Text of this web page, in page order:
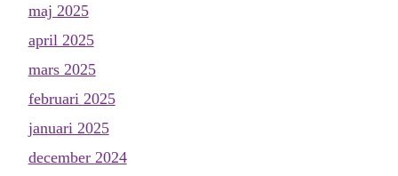
maj 2025
april 2025
mars 2025
februari 2025
januari 2025
december 2024